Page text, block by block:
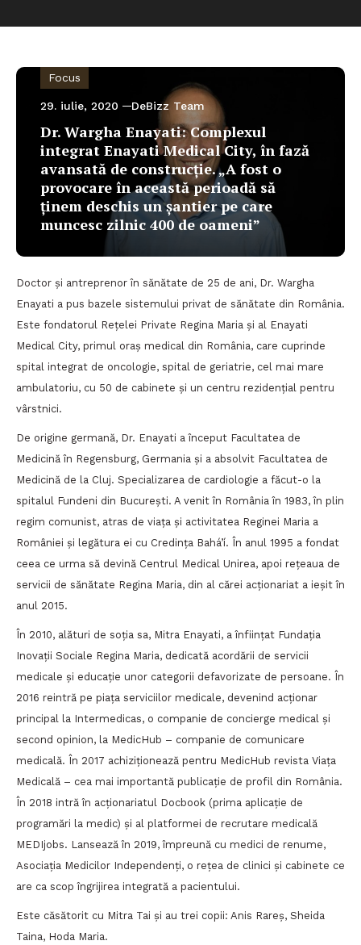
Focus
29. iulie, 2020 DeBizz Team
Dr. Wargha Enayati: Complexul
integrat Enayati Medical City, în fază
avansată de construcție. „A fost o
provocare în această perioadă să
ținem deschis un șantier pe care
muncesc zilnic 400 de oameni”
Doctor și antreprenor în sănătate de 25 de ani, Dr. Wargha
Enayati a pus bazele sistemului privat de sănătate din România.
Este fondatorul Rețelei Private Regina Maria și al Enayati
Medical City, primul oraș medical din România, care cuprinde
spital integrat de oncologie, spital de geriatrie, cel mai mare
ambulatoriu, cu 50 de cabinete și un centru rezidențial pentru
vârstnici.
De origine germană, Dr. Enayati a început Facultatea de
Medicină în Regensburg, Germania și a absolvit Facultatea de
Medicină de la Cluj. Specializarea de cardiologie a făcut-o la
spitalul Fundeni din București. A venit în România în 1983, în plin
regim comunist, atras de viața și activitatea Reginei Maria a
României și legătura ei cu Credința Bahá’í. În anul 1995 a fondat
ceea ce urma să devină Centrul Medical Unirea, apoi rețeaua de
servicii de sănătate Regina Maria, din al cărei acționariat a ieșit în
anul 2015.
În 2010, alături de soția sa, Mitra Enayati, a înființat Fundația
Inovații Sociale Regina Maria, dedicată acordării de servicii
medicale și educație unor categorii defavorizate de persoane. În
2016 reintră pe piața serviciilor medicale, devenind acționar
principal la Intermedicas, o companie de concierge medical și
second opinion, la MedicHub – companie de comunicare
medicală. În 2017 achiziționează pentru MedicHub revista Viața
Medicală – cea mai importantă publicație de profil din România.
În 2018 intră în acționariatul Docbook (prima aplicație de
programări la medic) și al platformei de recrutare medicală
MEDIjobs. Lansează în 2019, împreună cu medici de renume,
Asociația Medicilor Independenți, o rețea de clinici și cabinete ce
are ca scop îngrijirea integrată a pacientului.
Este căsătorit cu Mitra Tai și au trei copii: Anis Rareș, Sheida
Taina, Hoda Maria.